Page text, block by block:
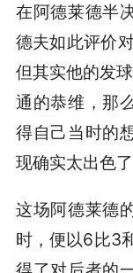
在阿德莱德半
德夫如此评价
但其实他的发
通的恭维，那
得自己当时的
现确实太出色了
这场阿德莱德
时，便以6比3